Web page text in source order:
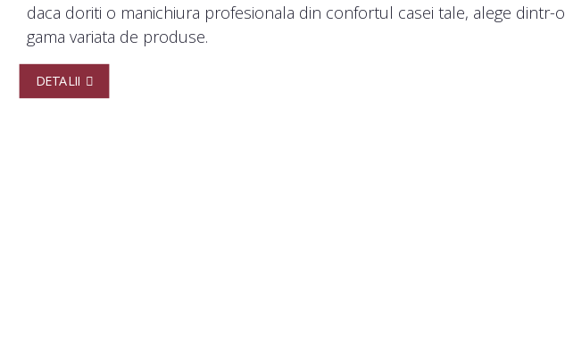
daca doriti o manichiura profesionala din confortul casei tale, alege dintr-o
gama variata de produse.
DETALII